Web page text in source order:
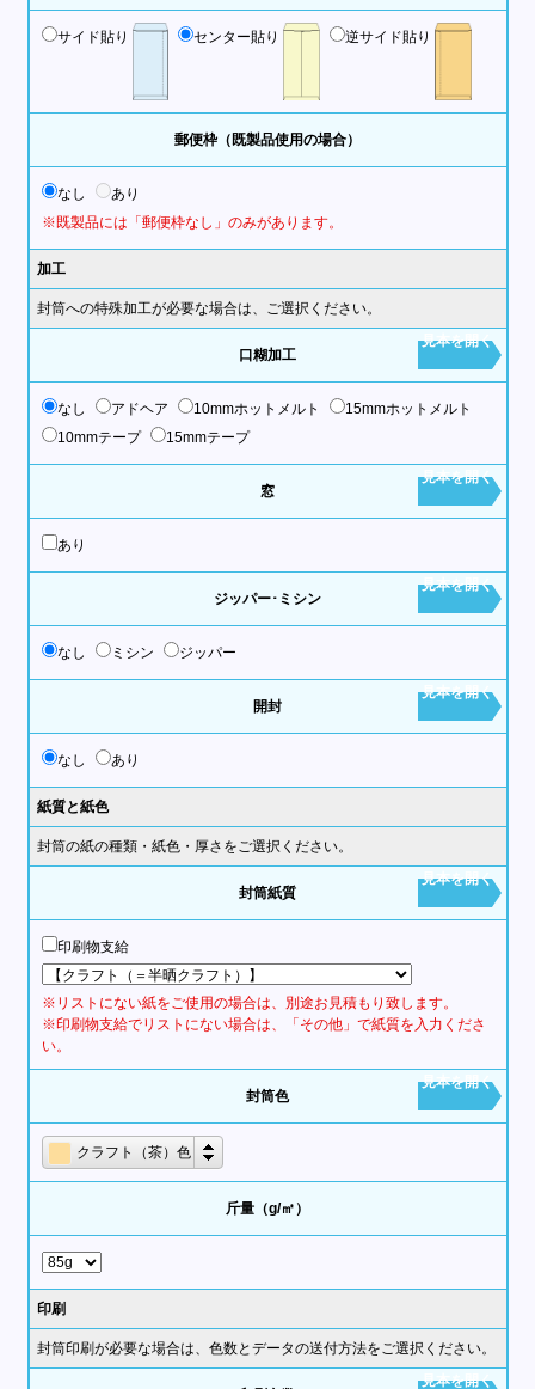
サイド貼り センター貼り 逆サイド貼り
郵便枠（既製品使用の場合）
なし
あり
※既製品には「郵便枠なし」のみがあります。
加工
封筒への特殊加工が必要な場合は、ご選択ください。
口糊加工
見本を開く
なし アドヘア 10mmホットメルト
15mmホットメルト
10mmテープ
15mmテープ
窓
見本を開く
あり
ジッパー･ミシン
見本を開く
なし ミシン ジッパー
開封
見本を開く
なし あり
紙質と紙色
封筒の紙の種類・紙色・厚さをご選択ください。
封筒紙質
見本を開く
印刷物支給
※リストにない紙をご使用の場合は、別途お見積もり致します。
※印刷物支給でリストにない場合は、「その他」で紙質を入力くださ
い。
封筒色
見本を開く
クラフト（茶）色
斤量（g/㎡）
印刷
封筒印刷が必要な場合は、色数とデータの送付方法をご選択ください。
見本を開く